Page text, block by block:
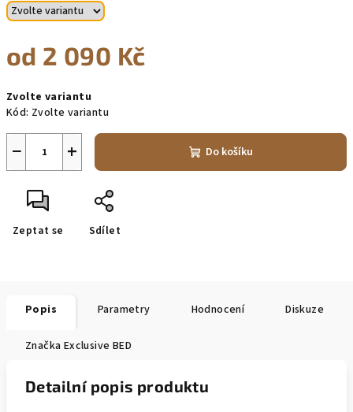
od 2 090 Kč
cena:
Zvolte variantu
Kód: Zvolte variantu
+
− Do košíku
Zeptat se Sdílet
Popis Parametry Hodnocení Diskuze
Značka Exclusive BED
Detailní popis produktu